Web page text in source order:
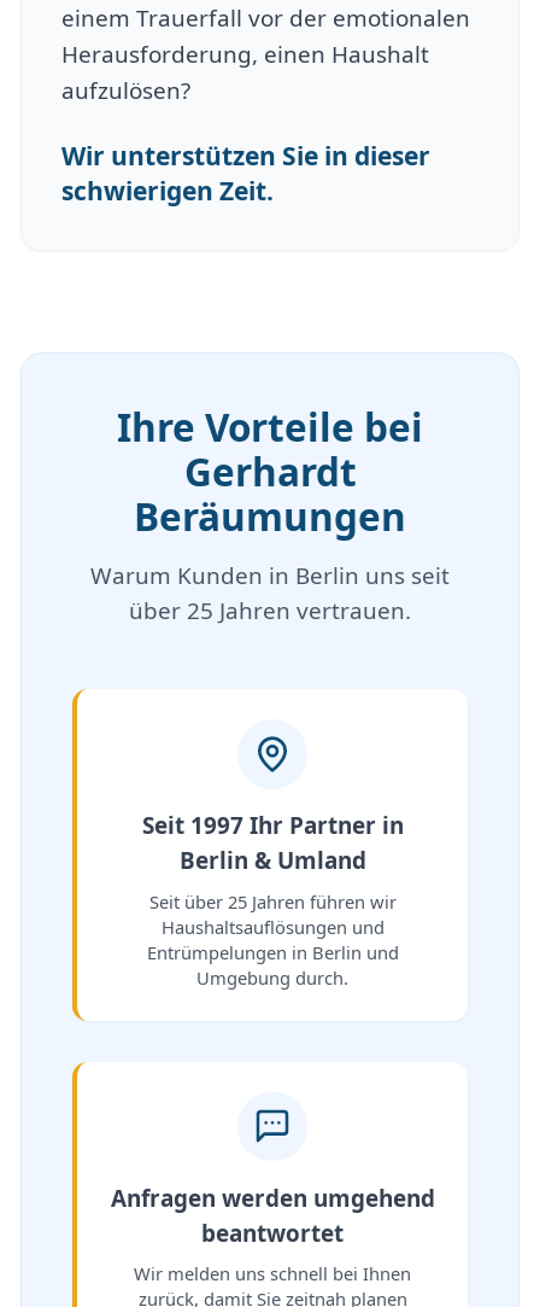
einem Trauerfall vor der emotionalen
Herausforderung, einen Haushalt
aufzulösen?
Wir unterstützen Sie in dieser
schwierigen Zeit.
Ihre Vorteile bei
Gerhardt
Beräumungen
Warum Kunden in Berlin uns seit
über 25 Jahren vertrauen.
Seit 1997 Ihr Partner in
Berlin & Umland
Seit über 25 Jahren führen wir
Haushaltsauflösungen und
Entrümpelungen in Berlin und
Umgebung durch.
Anfragen werden umgehend
beantwortet
Wir melden uns schnell bei Ihnen
zurück, damit Sie zeitnah planen